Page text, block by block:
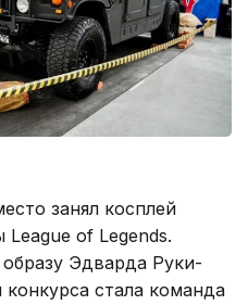
занял косплей
of Legends.
Эдварда Руки-
стала команда